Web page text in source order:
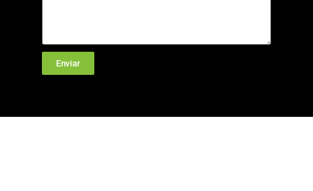
Enviar